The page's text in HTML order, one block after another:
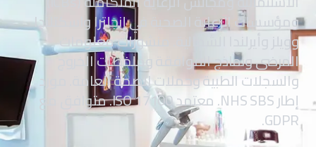
ومؤسسات الرعاية الصحية في إنجلترا واسكتلندا
وويلز وأيرلندا الشمالية. منشورات معلومات
المرضى ونماذج الموافقة وملخصات الخروج
والسجلات الطبية وحملات الصحة العامة. مورد
إطار NHS SBS. معتمد ISO 17100. متوافق مع
GDPR.